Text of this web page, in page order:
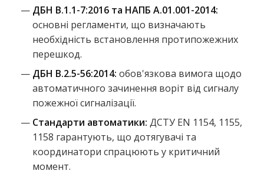
ДБН В.1.1-7:2016 та НАПБ А.01.001-2014:
основні регламенти, що визначають
необхідність встановлення протипожежних
перешкод.
ДБН В.2.5-56:2014: обов'язкова вимога щодо
автоматичного зачинення воріт від сигналу
пожежної сигналізації.
Стандарти автоматики: ДСТУ EN 1154, 1155,
1158 гарантують, що дотягувачі та
координатори спрацюють у критичний
момент.